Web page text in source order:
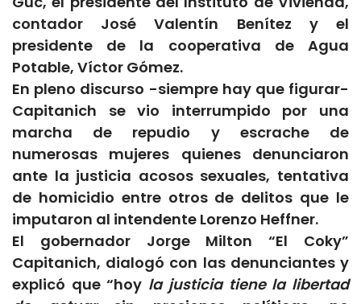
contador José Valentín Benítez y el
presidente de la cooperativa de Agua
Potable, Víctor Gómez.
En pleno discurso -siempre hay que figurar-
Capitanich se vio interrumpido por una
marcha de repudio y escrache de
numerosas mujeres quienes denunciaron
ante la justicia acosos sexuales, tentativa
de homicidio entre otros de delitos que le
imputaron al intendente Lorenzo Heffner.
El gobernador Jorge Milton “El Coky”
Capitanich, dialogó con las denunciantes y
explicó que “hoy la justicia tiene la libertad